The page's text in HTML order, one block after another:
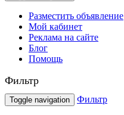
Разместить объявление
Мой кабинет
Реклама на сайте
Блог
Помощь
Фильтр
Toggle navigation Фильтр